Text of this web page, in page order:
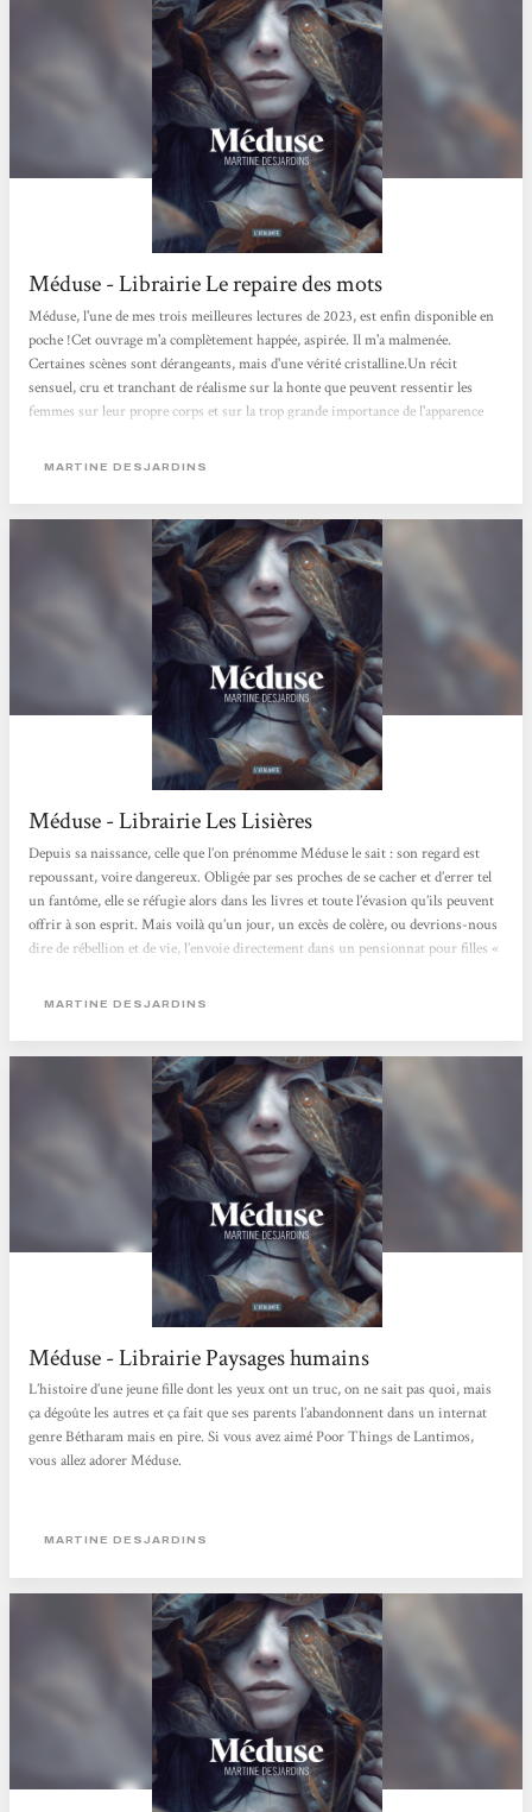
Méduse - Librairie Le repaire des mots
Méduse, l'une de mes trois meilleures lectures de 2023, est enfin disponible en
poche !Cet ouvrage m'a complètement happée, aspirée. Il m'a malmenée.
Certaines scènes sont dérangeants, mais d'une vérité cristalline.Un récit
sensuel, cru et tranchant de réalisme sur la honte que peuvent ressentir les
femmes sur leur propre corps et sur la trop grande importance de l'apparence
de cœur !
MARTINE DESJARDINS
Méduse - Librairie Les Lisières
Depuis sa naissance, celle que l’on prénomme Méduse le sait : son regard est
repoussant, voire dangereux. Obligée par ses proches de se cacher et d’errer tel
un fantôme, elle se réfugie alors dans les livres et toute l’évasion qu’ils peuvent
offrir à son esprit. Mais voilà qu’un jour, un excès de colère, ou devrions-nous
dire de rébellion et de vie, l’envoie directement dans un pensionnat pour filles «
famille se refusent d’assumer et d’aimer. C’est...
MARTINE DESJARDINS
Méduse - Librairie Paysages humains
L’histoire d’une jeune fille dont les yeux ont un truc, on ne sait pas quoi, mais
ça dégoûte les autres et ça fait que ses parents l’abandonnent dans un internat
genre Bétharam mais en pire. Si vous avez aimé Poor Things de Lantimos,
vous allez adorer Méduse.
MARTINE DESJARDINS